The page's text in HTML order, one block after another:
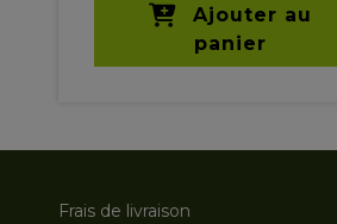
Ajouter au
panier
Frais de livraison